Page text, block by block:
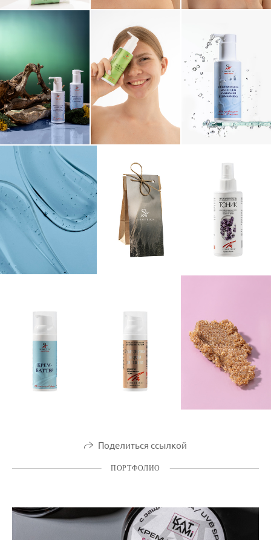
Поделиться ссылкой
ПОРТФОЛИО